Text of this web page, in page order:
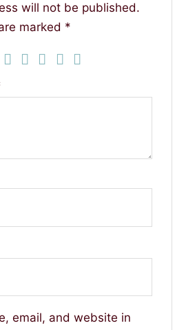
will not be published.
marked *
email, and website in